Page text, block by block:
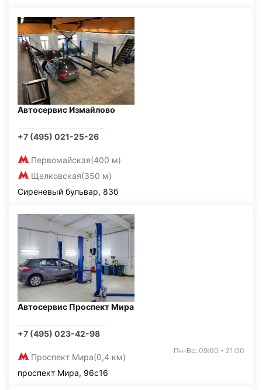
Автосервис Измайлово
+7 (495) 021-25-26
Первомайская(400 м)
Щелковская(350 м)
Сиреневый бульвар, 83б
Автосервис Проспект Мира
+7 (495) 023-42-98
Проспект Мира(0,4 км)
Пн-Вс: 09:00 - 21:00
проспект Мира, 96с16